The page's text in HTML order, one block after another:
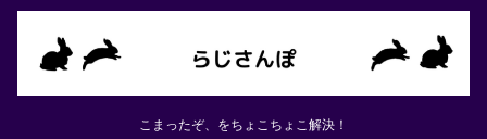
こまったぞ、をちょこちょこ解決！